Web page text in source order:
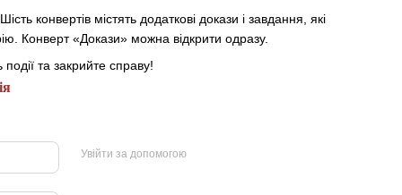
. Шість конвертів містять додаткові докази і завдання, які
Конверт «Докази» можна відкрити одразу.
події та закрийте справу!
Увійти за допомогою